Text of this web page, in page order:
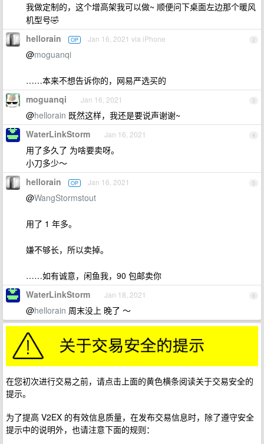
我做定制的，这个增高架我可以做~ 顺便问下桌面左边那个暖风
机型号🤣
2
hellorain OP Jan 16, 2021 via iPhone
@moguanqi
……本来不想告诉你的，网易严选买的
3
moguanqi Jan 16, 2021
@hellorain 既然这样，我还是要说声谢谢~
4
WaterLinkStorm Jan 16, 2021
用了多久了 为啥要卖呀。
小刀多少～
5
hellorain OP Jan 16, 2021
@WangStormstout
用了 1 年多。
嫌不够长，所以卖掉。
……如有诚意，闲鱼我，90 包邮卖你
6
WaterLinkStorm Jan 18, 2021
@hellorain 周末没上 晚了 ～
在您初次进行交易之前，请点击上面的黄色横条阅读关于交易安全的
提示。
为了提高 V2EX 的有效信息质量，在发布交易信息时，除了遵守安全
提示中的说明外，也请注意下面的规则：